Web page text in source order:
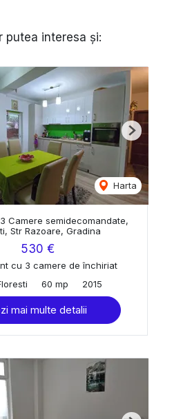
putea interesa și:
Harta
Next
Camere semidecomandate,
Str Razoare, Gradina
530 €
cu 3 camere de închiriat
60 mp 2015
mai multe detalii